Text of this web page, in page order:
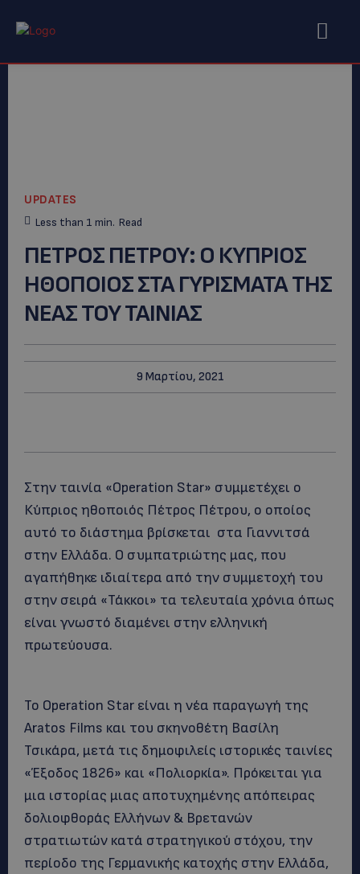
UPDATES
Less than 1 min. Read
ΠΕΤΡΟΣ ΠΕΤΡΟΥ: Ο ΚΥΠΡΙΟΣ
ΗΘΟΠΟΙΟΣ ΣΤΑ ΓΥΡΙΣΜΑΤΑ ΤΗΣ
ΝΕΑΣ ΤΟΥ ΤΑΙΝΙΑΣ
9 Μαρτίου, 2021
Στην ταινία «Οperation Star» συμμετέχει ο
Κύπριος ηθοποιός Πέτρος Πέτρου, ο οποίος
αυτό το διάστημα βρίσκεται στα Γιαννιτσά
στην Ελλάδα. Ο συμπατριώτης μας, που
αγαπήθηκε ιδιαίτερα από την συμμετοχή του
στην σειρά «Τάκκοι» τα τελευταία χρόνια όπως
είναι γνωστό διαμένει στην ελληνική
πρωτεύουσα.
To Operation Star είναι η νέα παραγωγή της
Aratos Films και του σκηνοθέτη Βασίλη
Τσικάρα, μετά τις δημοφιλείς ιστορικές ταινίες
«Έξοδος 1826» και «Πολιορκία». Πρόκειται για
μια ιστορίας μιας αποτυχημένης απόπειρας
δολιοφθοράς Ελλήνων & Βρετανών
στρατιωτών κατά στρατηγικού στόχου, την
περίοδο της Γερμανικής κατοχής στην Ελλάδα,